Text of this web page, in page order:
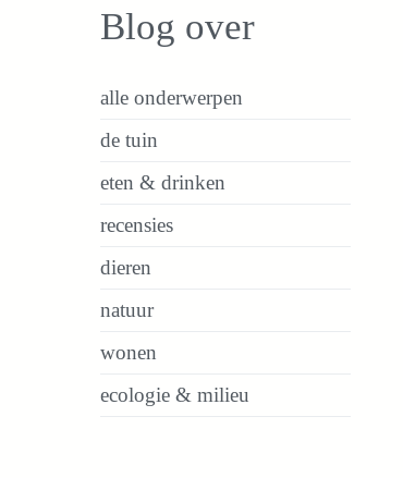
Blog over
alle onderwerpen
de tuin
eten & drinken
recensies
dieren
natuur
wonen
ecologie & milieu